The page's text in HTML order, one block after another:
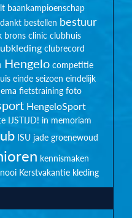
baankampioenschap
bestellen bestuur
brons clinic clubhuis
clubrecord
Hengelo competitie
einde seizoen eindelijk
fietstraining foto
HengeloSport
IJSTIJD! in memoriam
ISU jade groenewoud
kennismaken
Kerstvakantie kleding